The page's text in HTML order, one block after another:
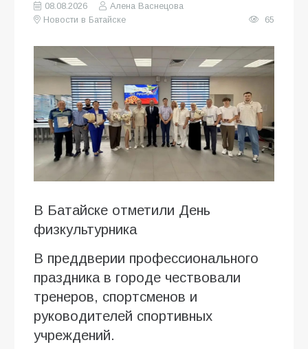
08.08.2026
Алена Васнецова
Новости в Батайске
65
В Батайске отметили День
физкультурника
В преддверии профессионального
праздника в городе чествовали
тренеров, спортсменов и
руководителей спортивных
учреждений.